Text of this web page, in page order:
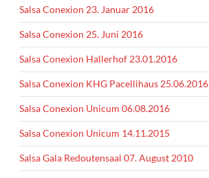
Salsa Conexion 23. Januar 2016
Salsa Conexion 25. Juni 2016
Salsa Conexion Hallerhof 23.01.2016
Salsa Conexion KHG Pacellihaus 25.06.2016
Salsa Conexion Unicum 06.08.2016
Salsa Conexion Unicum 14.11.2015
Salsa Gala Redoutensaal 07. August 2010